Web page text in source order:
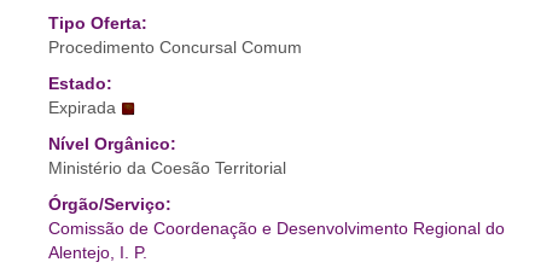
Tipo Oferta:
Procedimento Concursal Comum
Estado:
Expirada
Nível Orgânico:
Ministério da Coesão Territorial
Órgão/Serviço:
Comissão de Coordenação e Desenvolvimento Regional do
Alentejo, I. P.